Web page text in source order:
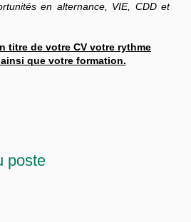
en alternance, VIE, CDD et
titre de votre CV votre rythme
ainsi que votre formation.
poste